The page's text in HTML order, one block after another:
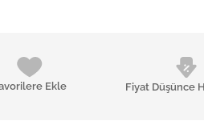
Ekle Fiyat Düşünce